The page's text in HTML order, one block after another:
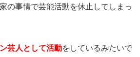
の事情で芸能活動を休止してしまっ
芸人として活動をしているみたいで